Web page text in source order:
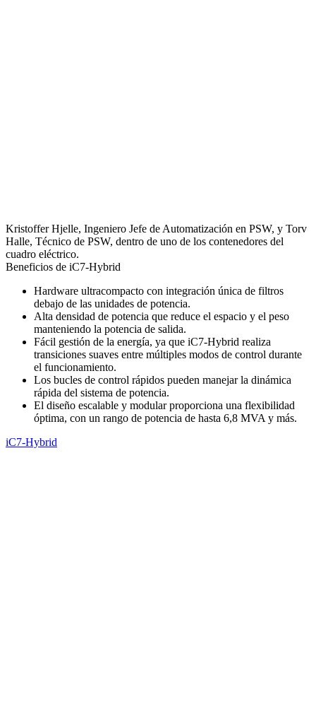
Kristoffer Hjelle, Ingeniero Jefe de Automatización en PSW, y Torv
Halle, Técnico de PSW, dentro de uno de los contenedores del
cuadro eléctrico.
Beneficios de iC7-Hybrid
Hardware ultracompacto con integración única de filtros
debajo de las unidades de potencia.
Alta densidad de potencia que reduce el espacio y el peso
manteniendo la potencia de salida.
Fácil gestión de la energía, ya que iC7-Hybrid realiza
transiciones suaves entre múltiples modos de control durante
el funcionamiento.
Los bucles de control rápidos pueden manejar la dinámica
rápida del sistema de potencia.
El diseño escalable y modular proporciona una flexibilidad
óptima, con un rango de potencia de hasta 6,8 MVA y más.
iC7-Hybrid